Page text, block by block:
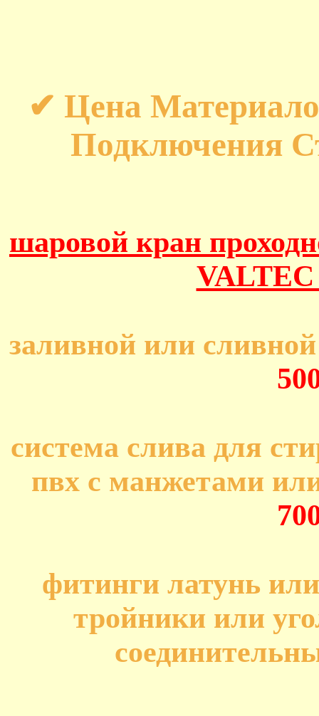
✔ Цена
Подключения
шаровой кран
заливной или
система слива для
пвх с манжетами
фитинги латунь
тройники или